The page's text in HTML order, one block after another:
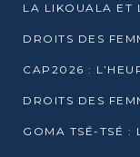
CAP2026 :